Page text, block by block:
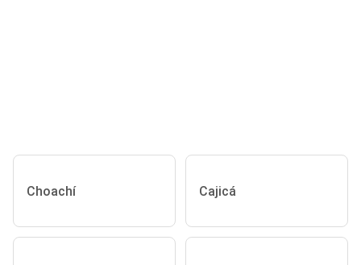
Choachí Cajicá